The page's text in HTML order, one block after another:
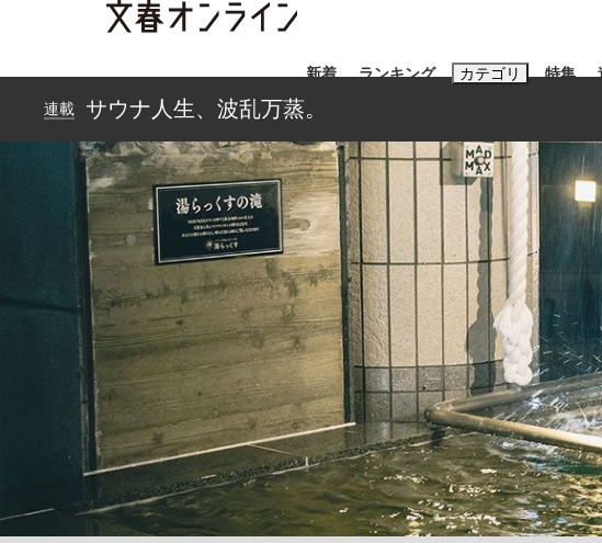
新着 ランキング カテゴリ
「90%は失敗する。でも…」本田圭佑が初めて明かした日
特集
終戦から81年
おすすめのキーワードタ
#藤田晋 #三山凌輝 #高
#玉木雄一郎
#亀和田武
連載 サウナ人生、波乱万蒸。